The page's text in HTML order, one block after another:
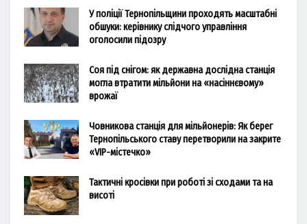
У поліції Тернопільщини проходять масштабні
обшуки: керівнику слідчого управління
оголосили підозру
Соя під снігом: як державна дослідна станція
могла втратити мільйони на «насіннєвому»
врожаї
Човникова станція для мільйонерів: Як берег
Тернопільського ставу перетворили на закрите
«VIP-містечко»
Тактичні кросівки при роботі зі сходами та на
висоті